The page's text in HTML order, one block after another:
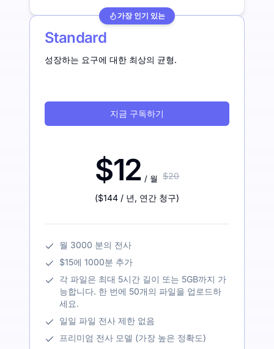
가장 인기 있는
Standard
성장하는 요구에 대한 최상의 균형.
지금 구독하기
$12 / 월 $20
($144 / 년, 연간 청구)
월 3000 분의 전사
$15에 1000분 추가
각 파일은 최대 5시간 길이 또는 5GB까지 가
능합니다. 한 번에 50개의 파일을 업로드하
세요.
일일 파일 전사 제한 없음
프리미엄 전사 모델 (가장 높은 정확도)